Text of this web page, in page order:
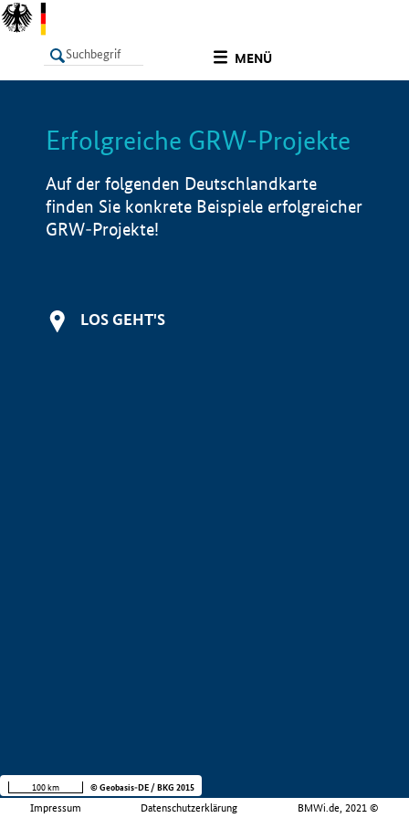
MENÜ
LISTE Info
Erfolgreiche GRW-Projekte
Auf der folgenden Deutschlandkarte
finden Sie konkrete Beispiele erfolgreicher
GRW-Projekte!
LOS GEHT'S
Impressum Datenschutzerklärung BMWi.de, 2021 ©
100 km © Geobasis-DE / BKG 2015